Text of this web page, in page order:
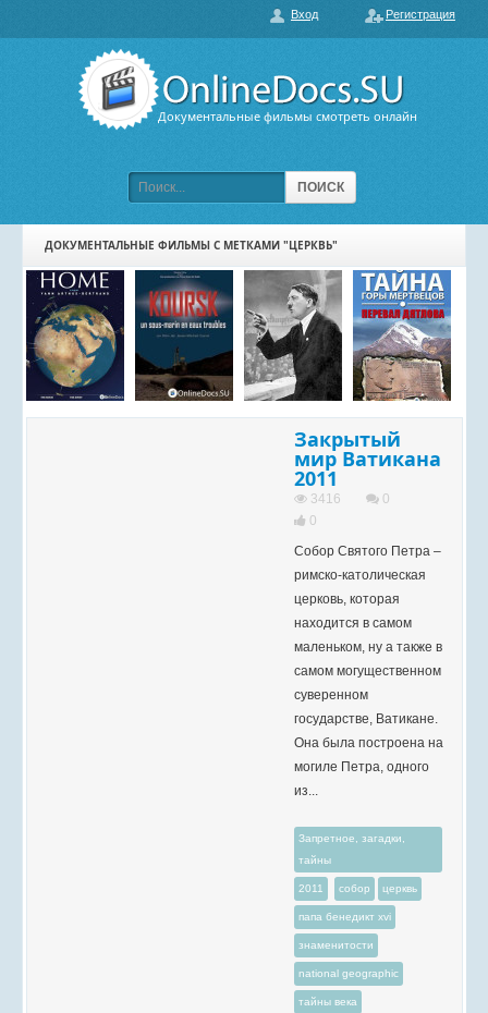
Документальные фильмы смотреть онлайн
ПОИСК
О нас
Вход Регистрация
ПОПУЛЯРНЫЕ
ПОДБОРКИ ФИЛЬМОВ
КАРТА САЙТА
КОНТАКТЫ
ДОКУМЕНТАЛЬНЫЕ ФИЛЬМЫ С МЕТКАМИ "ЦЕРКВЬ"
Закрытый
мир Ватикана
2011
3416
0
0
Собор Святого Петра –
римско-католическая
церковь, которая
находится в самом
маленьком, ну а также в
самом могущественном
суверенном
государстве, Ватикане.
Она была построена на
могиле Петра, одного
из...
Запретное, загадки,
тайны
2011 собор церквь
папа бенедикт xvi
знаменитости
national geographic
тайны века